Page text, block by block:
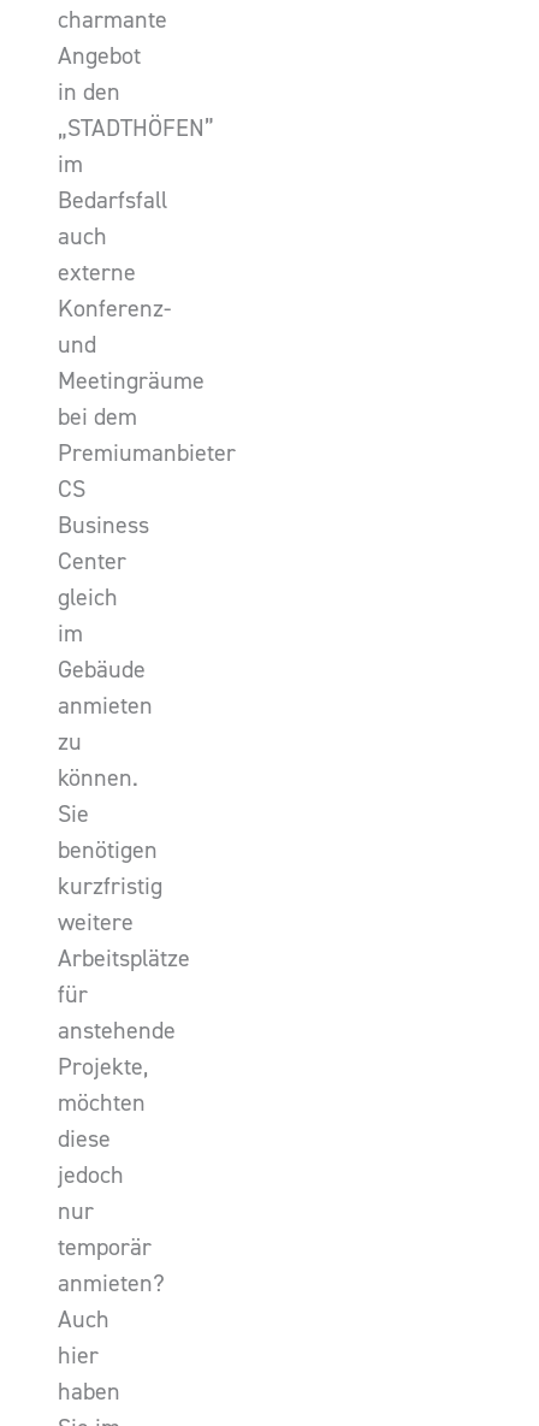
charmante
Angebot
in den
„STADTHÖFEN”
im
Bedarfsfall
auch
externe
Konferenz-
und
Meetingräume
bei dem
Premiumanbieter
CS
Business
Center
gleich
im
Gebäude
anmieten
zu
können.
Sie
benötigen
kurzfristig
weitere
Arbeitsplätze
für
anstehende
Projekte,
möchten
diese
jedoch
nur
temporär
anmieten?
Auch
hier
haben